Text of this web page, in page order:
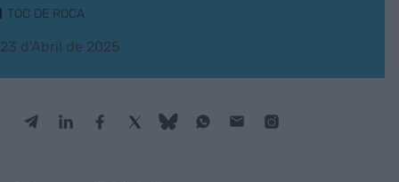
TOC DE ROCA
23 d'Abril de 2025